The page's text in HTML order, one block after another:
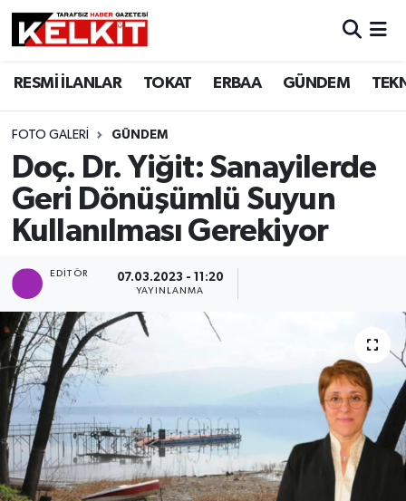
RESMİ İLANLAR TOKAT ERBAA GÜNDEM
FOTO GALERI GÜNDEM
Doç. Dr. Yiğit: Sanayilerde
Geri Dönüşümlü Suyun
Kullanılması Gerekiyor
EDITÖR 07.03.2023 - 11:20
YAYINLANMA